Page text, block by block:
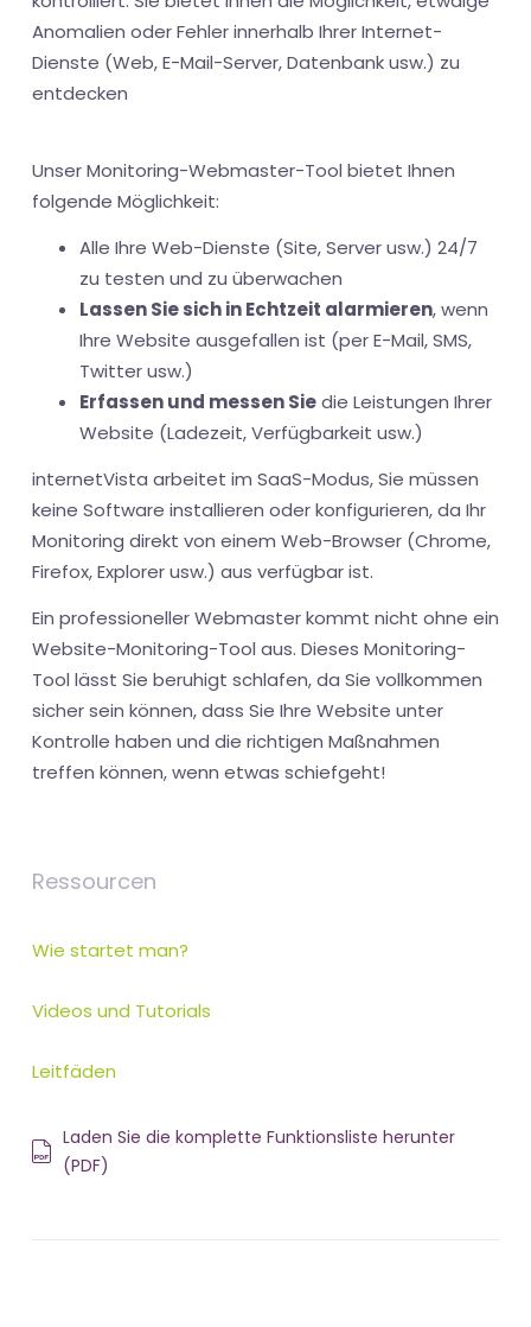
Anomalien oder Fehler innerhalb Ihrer Internet-
Dienste (Web, E-Mail-Server, Datenbank usw.) zu
entdecken
Unser Monitoring-Webmaster-Tool bietet Ihnen
folgende Möglichkeit:
Alle Ihre Web-Dienste (Site, Server usw.) 24/7
zu testen und zu überwachen
Lassen Sie sich in Echtzeit alarmieren, wenn
Ihre Website ausgefallen ist (per E-Mail, SMS,
Twitter usw.)
Erfassen und messen Siedie Leistungen Ihrer
Website (Ladezeit, Verfügbarkeit usw.)
internetVista arbeitet im SaaS-Modus, Sie müssen
keine Software installieren oder konfigurieren, da Ihr
Monitoring direkt von einem Web-Browser (Chrome,
Firefox, Explorer usw.) aus verfügbar ist.
Ein professioneller Webmaster kommt nicht ohne ein
Website-Monitoring-Tool aus. Dieses Monitoring-
Tool lässt Sie beruhigt schlafen, da Sie vollkommen
sicher sein können, dass Sie Ihre Website unter
Kontrolle haben und die richtigen Maßnahmen
treffen können, wenn etwas schiefgeht!
Ressourcen
Wie startet man?
Videos und Tutorials
Leitfäden
Laden Sie die komplette Funktionsliste herunter
(PDF)